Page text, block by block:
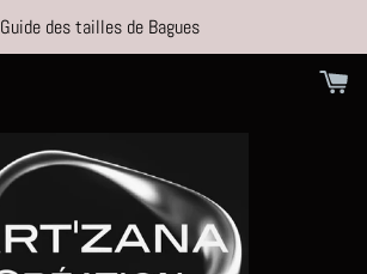
Guide des tailles de Bagues